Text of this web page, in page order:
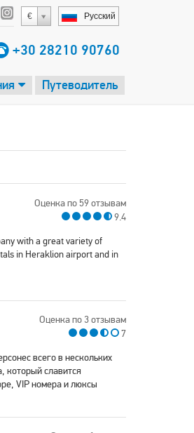
Русский
€
+30 28210 90760
Путеводитель
Оценка по 59 отзывам
9.4
with a great variety of
in Heraklion airport and in
Оценка по 3 отзывам
7
всего в нескольких
который славится
VIP номера и люксы